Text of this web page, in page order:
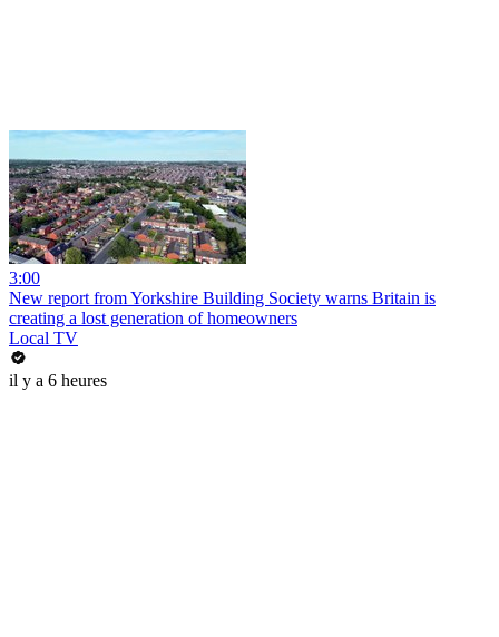
3:00
New report from Yorkshire Building Society warns Britain is
creating a lost generation of homeowners
Local TV
il y a 6 heures